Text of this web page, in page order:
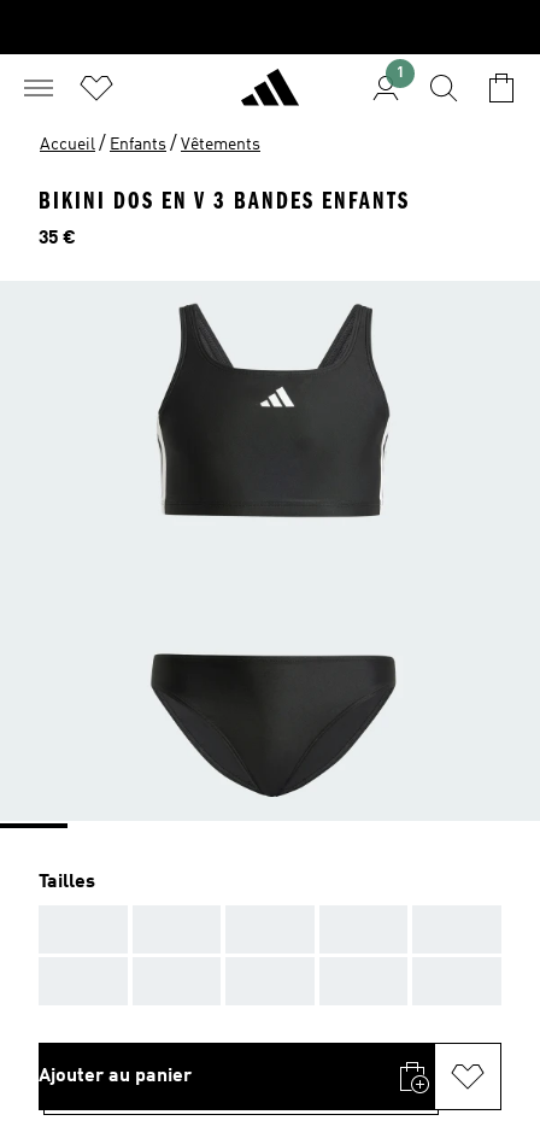
1
Accueil / Enfants / Vêtements
BIKINI DOS EN V 3 BANDES ENFANTS
Prix
35 €
Tailles
Ajouter au panier